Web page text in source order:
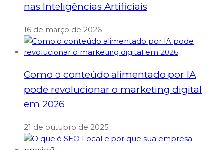
nas Inteligências Artificiais
16 de março de 2026
Como o conteúdo alimentado por IA
pode revolucionar o marketing digital
em 2026
21 de outubro de 2025